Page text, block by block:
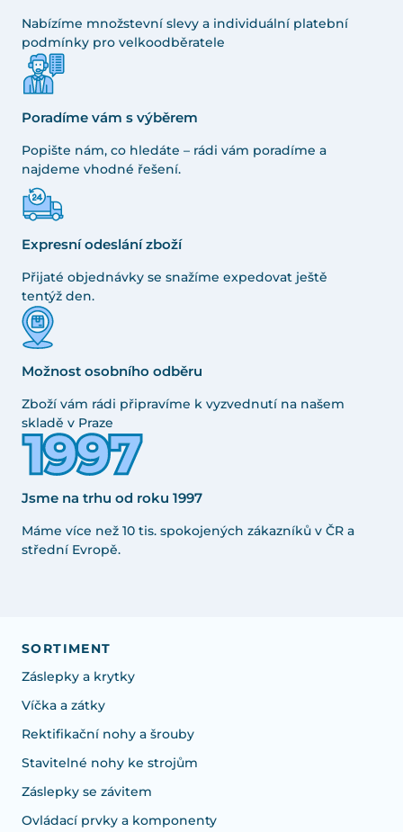
Nabízíme množstevní slevy a individuální platební
podmínky pro velkoodběratele
Poradíme vám s výběrem
Popište nám, co hledáte – rádi vám poradíme a
najdeme vhodné řešení.
Expresní odeslání zboží
Přijaté objednávky se snažíme expedovat ještě
tentýž den.
Možnost osobního odběru
Zboží vám rádi připravíme k vyzvednutí na našem
skladě v Praze
Jsme na trhu od roku 1997
Máme více než 10 tis. spokojených zákazníků v ČR a
střední Evropě.
SORTIMENT
Záslepky a krytky
Víčka a zátky
Rektifikační nohy a šrouby
Stavitelné nohy ke strojům
Záslepky se závitem
Ovládací prvky a komponenty